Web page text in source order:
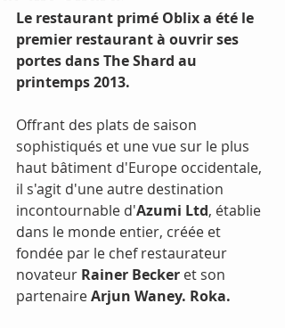
Le restaurant primé Oblix a été le
premier restaurant à ouvrir ses
portes dans The Shard au
printemps 2013.
Offrant des plats de saison
sophistiqués et une vue sur le plus
haut bâtiment d'Europe occidentale,
il s'agit d'une autre destination
incontournable d'Azumi Ltd, établie
dans le monde entier, créée et
fondée par le chef restaurateur
novateur Rainer Becker et son
partenaire Arjun Waney. Roka.